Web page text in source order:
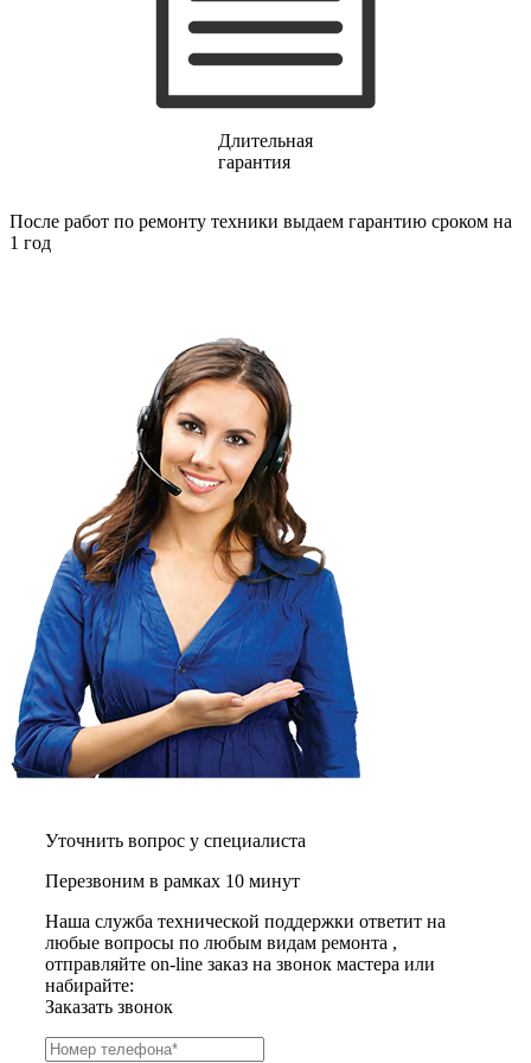
газовой поверхности
геймпадов
генераторов азота
генераторов льда
гидроциклов
гильотинных ножей
гироскутеров
гладильных систем
глинтвейн-мейкеров
глубинных вибраторов
гомогенизаторов
gps часов
gps навигаторов
gps трекеров
градирней
графических планшетов
граниторов
граверов
гребных тренажеров
грелок
грелок для ног
грелок для спины и шеи
греющих кабелей
грилей
грилей для кур
грилей для шаурмы
громкоговорителей
hd-медиаплееров
хлебопечек
холодильников
холодильников для молока
холодильных шкафов
homepod
хот-дог мейкеров
хотдогниц
хромбуков
Длительная
гарантия
После работ по ремонту техники выдаем гарантию сроком на
1 год
Уточнить вопрос у специалиста
Перезвоним в рамках 10 минут
Наша служба технической поддержки ответит на
любые вопросы по любым видам ремонта ,
отправляйте on-line заказ на звонок мастера или
набирайте:
Заказать звонок